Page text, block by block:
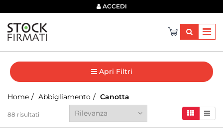
ACCEDI
Apri Filtri
Home Abbigliamento Canotta
88 risultati